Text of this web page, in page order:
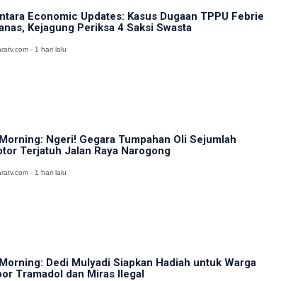
Economic Updates: Kasus Dugaan TPPU Febrie
Kejagung Periksa 4 Saksi Swasta
- 1 hari lalu
Ngeri! Gegara Tumpahan Oli Sejumlah
Terjatuh Jalan Raya Narogong
- 1 hari lalu
Dedi Mulyadi Siapkan Hadiah untuk Warga
Tramadol dan Miras Ilegal